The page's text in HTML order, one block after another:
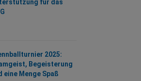
für das
2025:
Begeisterung
eine Menge Spaß